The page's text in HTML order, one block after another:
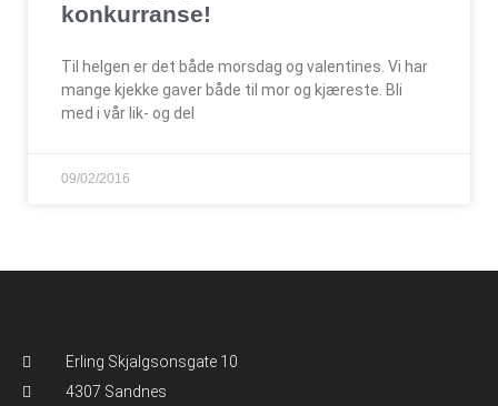
konkurranse!
Til helgen er det både morsdag og valentines. Vi har
mange kjekke gaver både til mor og kjæreste. Bli
med i vår lik- og del
09/02/2016
Erling Skjalgsonsgate 10
4307 Sandnes